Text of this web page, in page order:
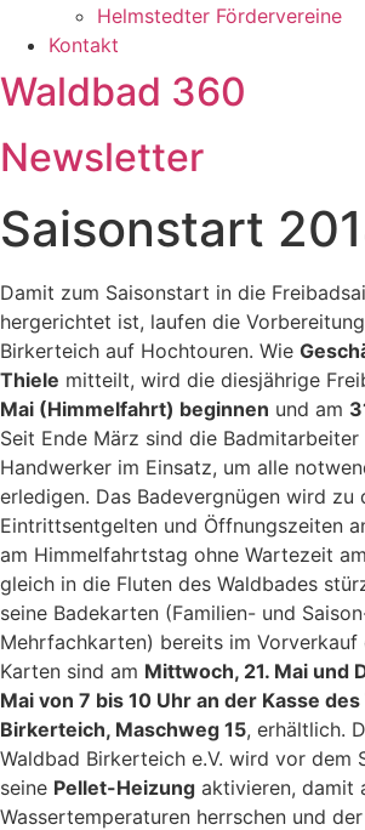
Helmstedter Fördervereine
Kontakt
Waldbad 360
Newsletter
Saisonstart
Damit zum Saisonstart in die
hergerichtet ist, laufen die
Birkerteich auf Hochtouren. Wie
Thiele mitteilt, wird die diesjährige
Mai (Himmelfahrt) beginnen und am
Seit Ende März sind die
Handwerker im Einsatz, um alle
erledigen. Das Badevergnügen wird zu
Eintrittsentgelten und Öffnungszeiten
am Himmelfahrtstag ohne Wartezeit
gleich in die Fluten des Waldbades
seine Badekarten (Familien- und
Mehrfachkarten) bereits im Vorverkauf
Karten sind am Mittwoch, 21. Mai und
Mai von 7 bis 10 Uhr an der Kasse
Birkerteich, Maschweg 15, erhältlich.
Waldbad Birkerteich e.V. wird vor dem
seine Pellet-Heizung aktivieren, damit
Wassertemperaturen herrschen und